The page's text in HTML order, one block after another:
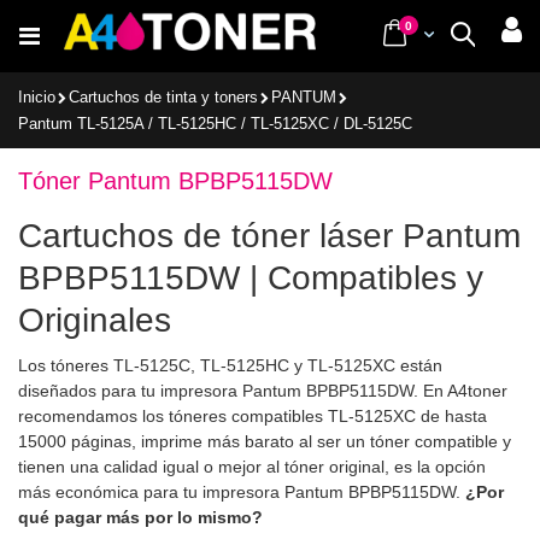
al
Buscar
Cart
0items
Inicio Cartuchos de tinta y toners
PANTUM
Pantum TL-5125A / TL-5125HC / TL-5125XC / DL-5125C
Tóner Pantum BPBP5115DW
Cartuchos de tóner láser Pantum
BPBP5115DW | Compatibles y
Originales
Los tóneres TL-5125C, TL-5125HC y TL-5125XC están
diseñados para tu impresora Pantum BPBP5115DW. En A4toner
recomendamos los tóneres compatibles TL-5125XC de hasta
15000 páginas, imprime más barato al ser un tóner compatible y
tienen una calidad igual o mejor al tóner original, es la opción
más económica para tu impresora Pantum BPBP5115DW. ¿Por
qué pagar más por lo mismo?